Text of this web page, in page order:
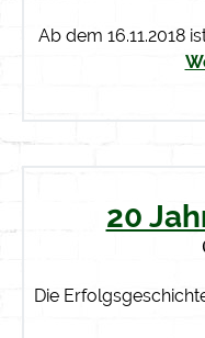
Ab dem 16.11.2018
20
Die